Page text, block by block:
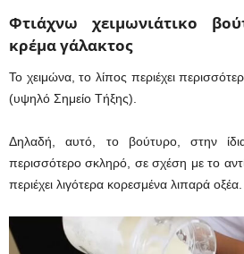
Φτιάχνω χειμωνιάτικο
κρέμα γάλακτος
Το χειμώνα, το λίπος περιέχει
(υψηλό Σημείο Τήξης).
Δηλαδή, αυτό, το βούτυρο, στην
περισσότερο σκληρό, σε σχέση με το
περιέχει λιγότερα κορεσμένα λιπαρά οξέα.